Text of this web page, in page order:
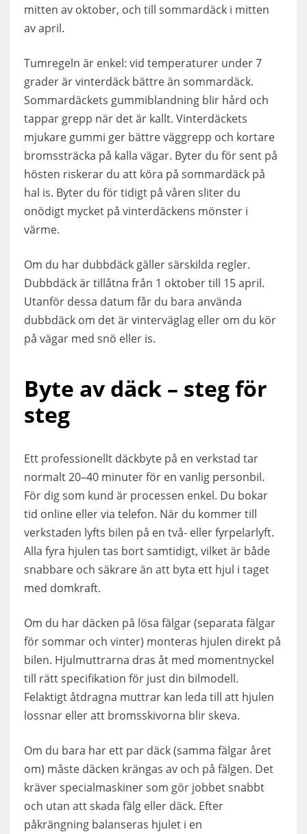
mitten av oktober, och till sommardäck i mitten
av april.
Tumregeln är enkel: vid temperaturer under 7
grader är vinterdäck bättre än sommardäck.
Sommardäckets gummiblandning blir hård och
tappar grepp när det är kallt. Vinterdäckets
mjukare gummi ger bättre väggrepp och kortare
bromssträcka på kalla vägar. Byter du för sent på
hösten riskerar du att köra på sommardäck på
hal is. Byter du för tidigt på våren sliter du
onödigt mycket på vinterdäckens mönster i
värme.
Om du har dubbdäck gäller särskilda regler.
Dubbdäck är tillåtna från 1 oktober till 15 april.
Utanför dessa datum får du bara använda
dubbdäck om det är vinterväglag eller om du kör
på vägar med snö eller is.
Byte av däck – steg för
steg
Ett professionellt däckbyte på en verkstad tar
normalt 20–40 minuter för en vanlig personbil.
För dig som kund är processen enkel. Du bokar
tid online eller via telefon. När du kommer till
verkstaden lyfts bilen på en två- eller fyrpelarlyft.
Alla fyra hjulen tas bort samtidigt, vilket är både
snabbare och säkrare än att byta ett hjul i taget
med domkraft.
Om du har däcken på lösa fälgar (separata fälgar
för sommar och vinter) monteras hjulen direkt på
bilen. Hjulmuttrarna dras åt med momentnyckel
till rätt specifikation för just din bilmodell.
Felaktigt åtdragna muttrar kan leda till att hjulen
lossnar eller att bromsskivorna blir skeva.
Om du bara har ett par däck (samma fälgar året
om) måste däcken krängas av och på fälgen. Det
kräver specialmaskiner som gör jobbet snabbt
och utan att skada fälg eller däck. Efter
påkrängning balanseras hjulet i en